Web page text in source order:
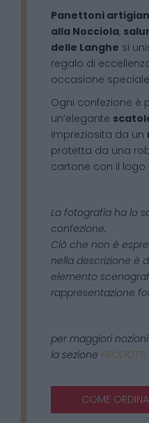
Panettoni
alla Nocciola,
delle Langhe si
regalo di
occasione
Ogni confezione è
un’elegante
impreziosita da un
protetta da una
cartone con il logo
La fotografia ha lo
confezione.
Ciò che non è
nella descrizione è
elemento
rappresentazione
per maggiori
la sezione
COME